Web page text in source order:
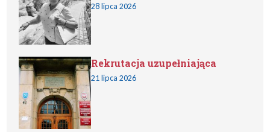
28 lipca 2026
Rekrutacja uzupełniająca
21 lipca 2026